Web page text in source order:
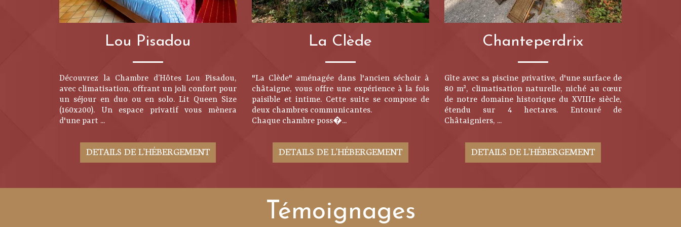
Lou Pisadou
Découvrez la Chambre d’Hôtes Lou Pisadou,
avec climatisation, offrant un joli confort pour
un séjour en duo ou en solo. Lit Queen Size
(160x200). Un espace privatif vous mènera
d'une part ...
DETAILS DE L'HÉBERGEMENT
La Clède
"La Clède" aménagée dans l'ancien séchoir à
châtaigne, vous offre une expérience à la fois
paisible et intime. Cette suite se compose de
deux chambres communicantes.
Chaque chambre poss�...
DETAILS DE L'HÉBERGEMENT
Chanteperdrix
Gîte avec sa piscine privative, d'une surface de
80 m², climatisation naturelle, niché au cœur
de notre domaine historique du XVIIIe siècle,
étendu sur 4 hectares. Entouré de
Châtaigniers, ...
DETAILS DE L'HÉBERGEMENT
Témoignages